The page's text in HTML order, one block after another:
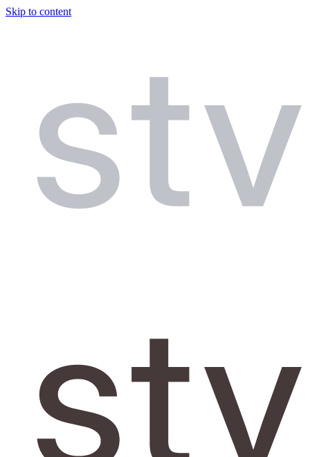
Skip to content